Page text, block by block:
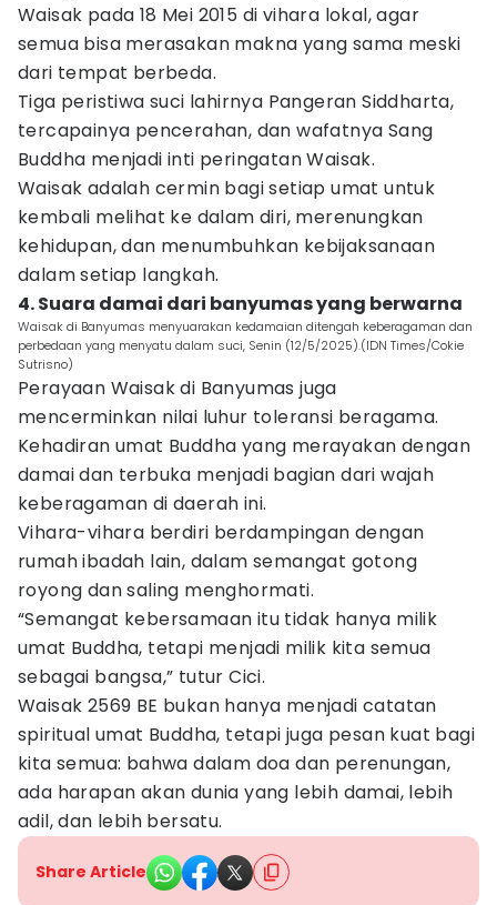
Waisak pada 18 Mei 2015 di vihara lokal, agar
semua bisa merasakan makna yang sama meski
dari tempat berbeda.
Tiga peristiwa suci lahirnya Pangeran Siddharta,
tercapainya pencerahan, dan wafatnya Sang
Buddha menjadi inti peringatan Waisak.
Waisak adalah cermin bagi setiap umat untuk
kembali melihat ke dalam diri, merenungkan
kehidupan, dan menumbuhkan kebijaksanaan
dalam setiap langkah.
4. Suara damai dari banyumas yang berwarna
Waisak di Banyumas menyuarakan kedamaian ditengah keberagaman dan
perbedaan yang menyatu dalam suci, Senin (12/5/2025).(IDN Times/Cokie
Sutrisno)
Perayaan Waisak di Banyumas juga
mencerminkan nilai luhur toleransi beragama.
Kehadiran umat Buddha yang merayakan dengan
damai dan terbuka menjadi bagian dari wajah
keberagaman di daerah ini.
Vihara-vihara berdiri berdampingan dengan
rumah ibadah lain, dalam semangat gotong
royong dan saling menghormati.
“Semangat kebersamaan itu tidak hanya milik
umat Buddha, tetapi menjadi milik kita semua
sebagai bangsa,” tutur Cici.
Waisak 2569 BE bukan hanya menjadi catatan
spiritual umat Buddha, tetapi juga pesan kuat bagi
kita semua: bahwa dalam doa dan perenungan,
ada harapan akan dunia yang lebih damai, lebih
adil, dan lebih bersatu.
Share Article